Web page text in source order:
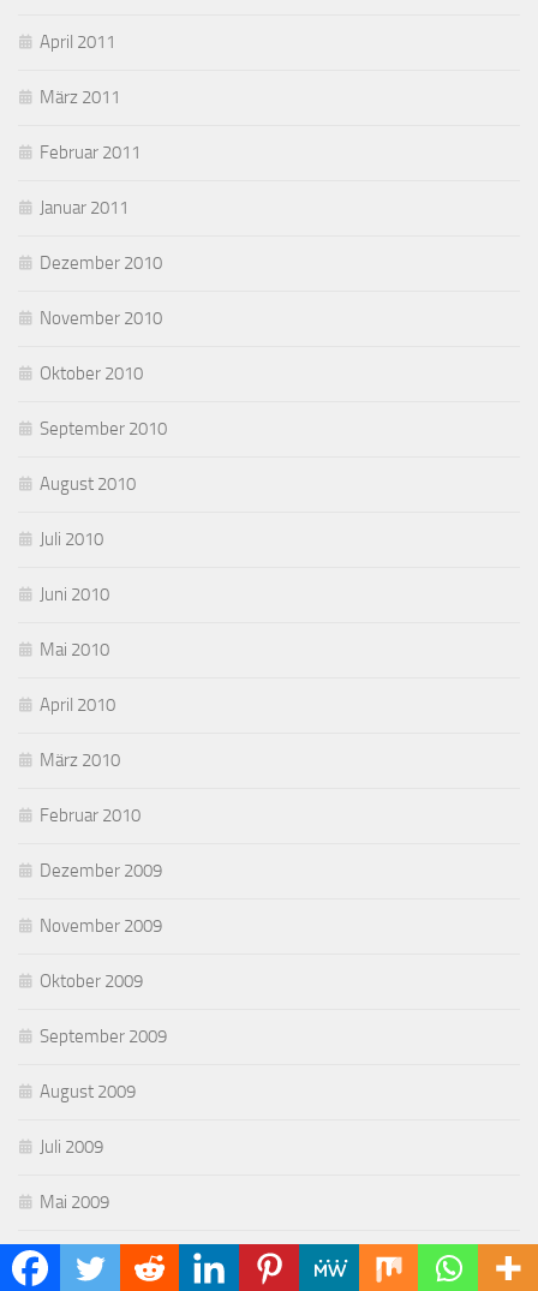
April 2011
März 2011
Februar 2011
Januar 2011
Dezember 2010
November 2010
Oktober 2010
September 2010
August 2010
Juli 2010
Juni 2010
Mai 2010
April 2010
März 2010
Februar 2010
Dezember 2009
November 2009
Oktober 2009
September 2009
August 2009
Juli 2009
Mai 2009
April 2009